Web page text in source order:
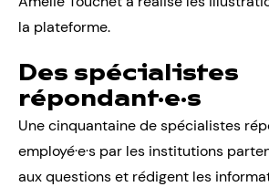
la plateforme.
Des spécialistes
répondant·e·s
Une cinquantaine de spécialistes
employé·e·s par les institutions
aux questions et rédigent les